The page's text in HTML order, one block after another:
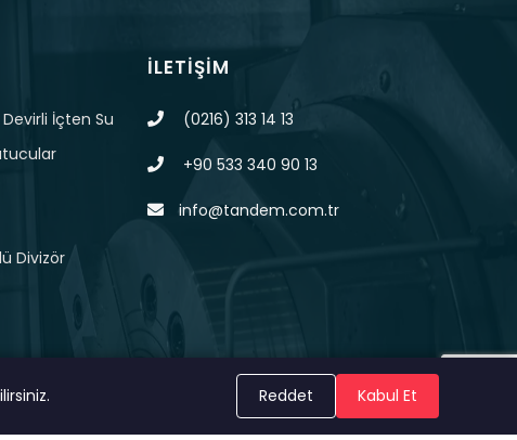
İçten Su
Divizör
İLETIŞIM
(0216) 313 14 13
+90 533 340 90 13
info@tandem.com.tr
Reddet Kabul Et